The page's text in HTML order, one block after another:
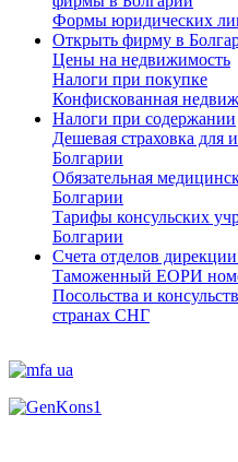
Формы юридических
Открыть фирму в
Цены на недвижимость
Налоги при покупке
Конфискованная
Налоги при содержании
Дешевая страховка для
Болгарии
Обязательная
Болгарии
Тарифы консульских
Болгарии
Счета отделов
Таможенный ЕОРИ
Посольства и
странах СНГ